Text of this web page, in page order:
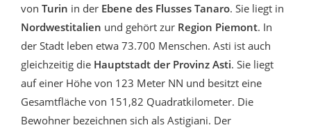
von Turin in der Ebene des Flusses Tanaro. Sie liegt in
Nordwestitalien und gehört zur Region Piemont. In
der Stadt leben etwa 73.700 Menschen. Asti ist auch
gleichzeitig die Hauptstadt der Provinz Asti. Sie liegt
auf einer Höhe von 123 Meter NN und besitzt eine
Gesamtfläche von 151,82 Quadratkilometer. Die
Bewohner bezeichnen sich als Astigiani. Der